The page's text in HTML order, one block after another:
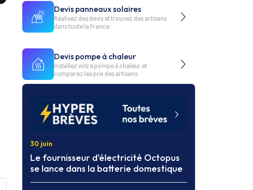
Devis panneaux solaires
Réalisez des devis et trouvez des artisans
dans toute la France
Devis pompe à chaleur
Installez votre pompe à chaleur et
comparez les prix des artisans
30 juin
Le fournisseur d'électricité Octopus
se lance dans la batterie domestique